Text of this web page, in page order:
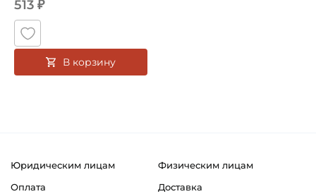
513 ₽
В корзину
Юридическим лицам
Физическим лицам
Оплата
Доставка